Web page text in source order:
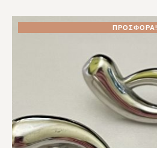
ΠΡΟΣΦΟΡΆ!